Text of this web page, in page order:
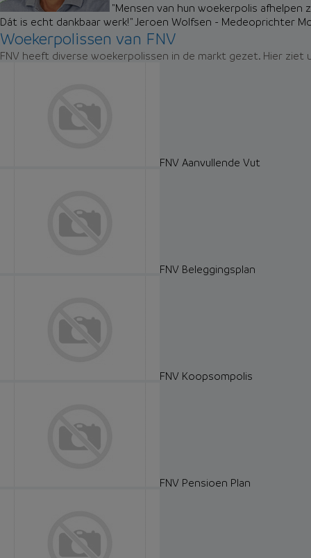
"Mensen van hun woekerpolis
Dát is echt dankbaar werk!"Jeroen Wolfsen - Medeoprichter
Woekerpolissen van FNV
FNV heeft diverse woekerpolissen in de markt gezet. Hier
FNV Aanvullende Vut
FNV Beleggingsplan
FNV Koopsompolis
FNV Pensioen Plan